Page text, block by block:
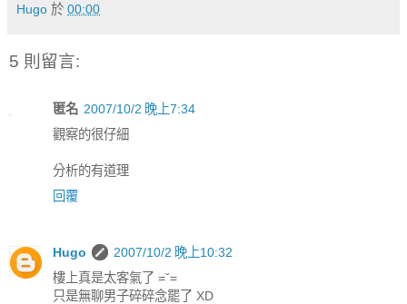
Hugo 於 00:00
5 則留言:
匿名 2007/10/2 晚上7:34
觀察的很仔細
分析的有道理
回覆
Hugo
2007/10/2 晚上10:32
樓上真是太客氣了 =ˇ=
只是無聊男子碎碎念罷了 XD